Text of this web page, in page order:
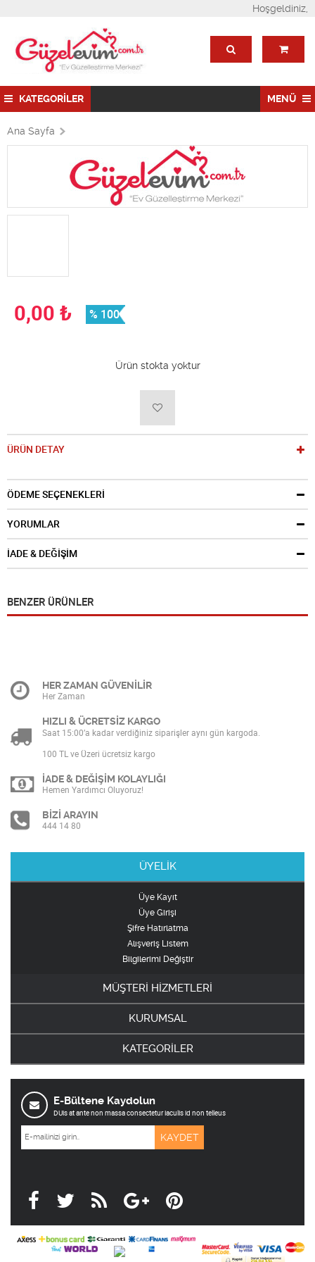
Hoşgeldiniz,
KATEGORİLER MENÜ
Ana Sayfa
0,00 ₺ % 100
Ürün stokta yoktur
ÜRÜN DETAY
ÖDEME SEÇENEKLERİ
YORUMLAR
İADE & DEĞİŞİM
BENZER ÜRÜNLER
HER ZAMAN GÜVENİLİR
Her Zaman
HIZLI & ÜCRETSİZ KARGO
Saat 15:00’a kadar verdiğiniz siparişler aynı gün kargoda.
100 TL ve Üzeri ücretsiz kargo
İADE & DEĞİŞİM KOLAYLIĞI
Hemen Yardımcı Oluyoruz!
BİZİ ARAYIN
444 14 80
ÜYELİK
Üye Kayıt
Üye Girişi
Şifre Hatırlatma
Alışveriş Listem
Bilgilerimi Değiştir
MÜŞTERİ HİZMETLERİ
KURUMSAL
KATEGORİLER
E-Bültene Kaydolun
DUis at ante non massa consectetur iaculis id non telleus